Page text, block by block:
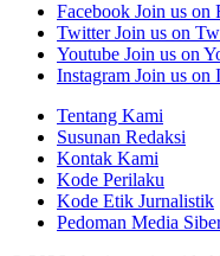
Facebook Join us on
Twitter Join us on
Youtube Join us on
Instagram Join us on
Tentang Kami
Susunan Redaksi
Kontak Kami
Kode Perilaku
Kode Etik Jurnalistik
Pedoman Media